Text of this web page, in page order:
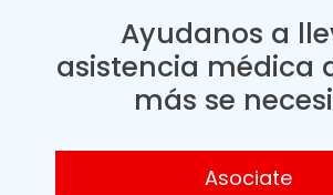
Ayudanos a
asistencia médica
más se
Asociate